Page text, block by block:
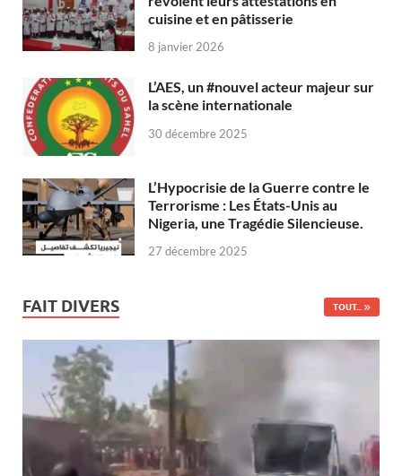
cuisine et en pâtisserie
8 janvier 2026
L’AES, un #nouvel acteur majeur sur
la scène internationale
30 décembre 2025
L’Hypocrisie de la Guerre contre le
Terrorisme : Les États-Unis au
Nigeria, une Tragédie Silencieuse.
27 décembre 2025
FAIT DIVERS TOUT...